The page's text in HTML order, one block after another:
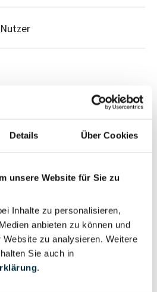
Details Über Cookies
unsere Website für Sie zu
Inhalte zu personalisieren,
anbieten zu können und
zu analysieren. Weitere
Sie auch in
.
Nutzer
Vollständiges
Unternehmensprofil
anfragen